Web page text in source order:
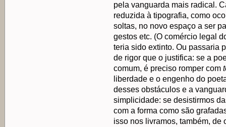
pela vanguarda mais radical.
reduzida à tipografia, como
soltas, no novo espaço a ser
gestos etc. (O comércio legal
teria sido extinto. Ou passaria
de rigor que o justifica: se a
comum, é preciso romper com
liberdade e o engenho do
desses obstáculos e a
simplicidade: se desistirmos
com a forma como são
isso nos livramos, também,